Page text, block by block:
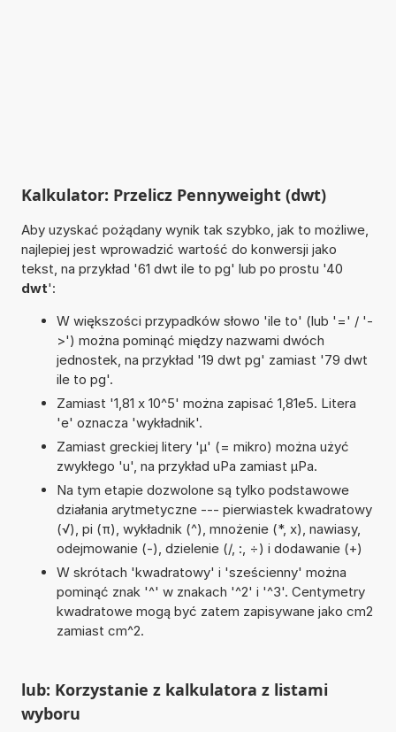
Kalkulator: Przelicz Pennyweight (dwt)
Aby uzyskać pożądany wynik tak szybko, jak to możliwe,
najlepiej jest wprowadzić wartość do konwersji jako
tekst, na przykład '61 dwt ile to pg' lub po prostu '40
dwt':
W większości przypadków słowo 'ile to' (lub '=' / '-
>') można pominąć między nazwami dwóch
jednostek, na przykład '19 dwt pg' zamiast '79 dwt
ile to pg'.
Zamiast '1,81 x 10^5' można zapisać 1,81e5. Litera
'e' oznacza 'wykładnik'.
Zamiast greckiej litery 'µ' (= mikro) można użyć
zwykłego 'u', na przykład uPa zamiast µPa.
Na tym etapie dozwolone są tylko podstawowe
działania arytmetyczne --- pierwiastek kwadratowy
(√), pi (π), wykładnik (^), mnożenie (*, x), nawiasy,
odejmowanie (-), dzielenie (/, :, ÷) i dodawanie (+)
W skrótach 'kwadratowy' i 'sześcienny' można
pominąć znak '^' w znakach '^2' i '^3'. Centymetry
kwadratowe mogą być zatem zapisywane jako cm2
zamiast cm^2.
lub: Korzystanie z kalkulatora z listami
wyboru